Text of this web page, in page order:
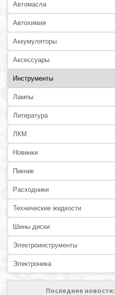
Автомасла
Автохимия
Аккумуляторы
Аксессуары
Инструменты
Лампы
Литература
ЛКМ
Новинки
Пикник
Расходники
Технические жидкости
Шины диски
Электроинструменты
Электроника
Последние новости: